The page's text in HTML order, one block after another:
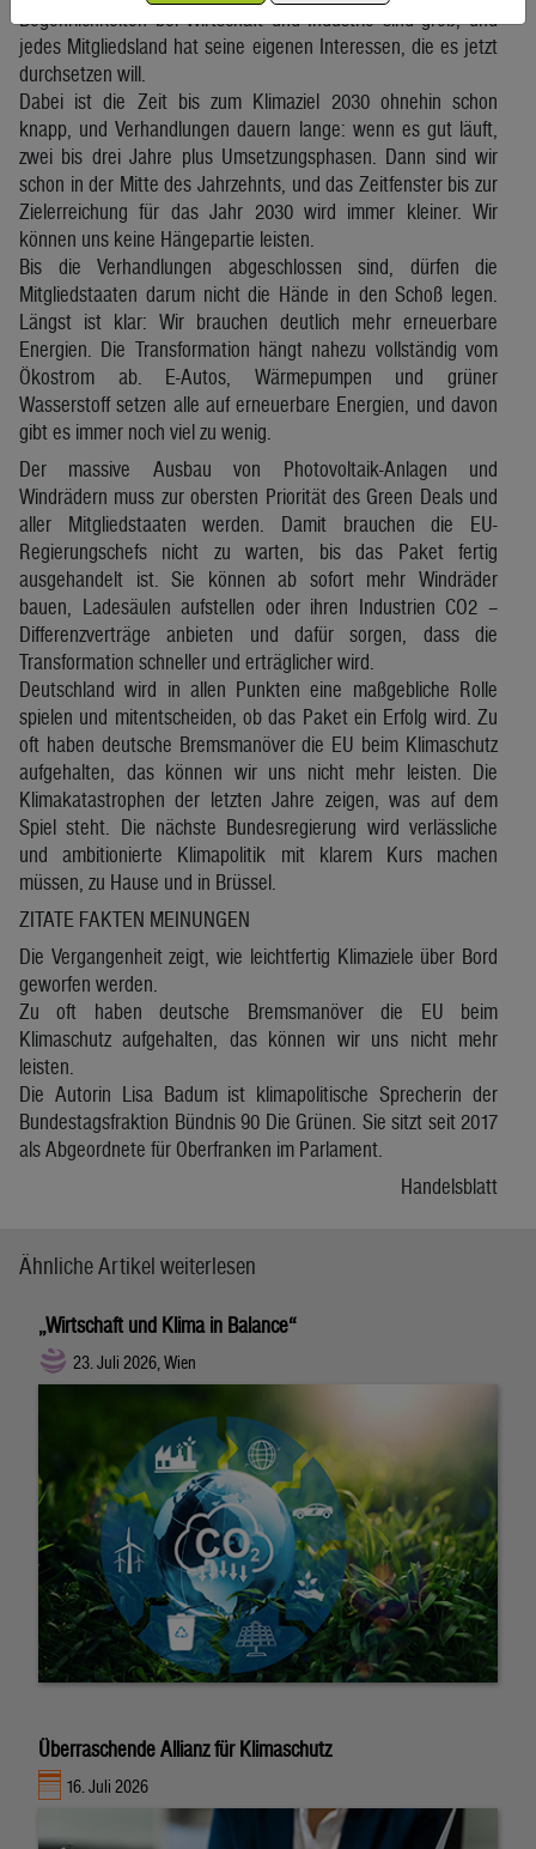
Begehrlichkeiten bei Wirtschaft und Industrie sind groß, und
jedes Mitgliedsland hat seine eigenen Interessen, die es jetzt
durchsetzen will.
Dabei ist die Zeit bis zum Klimaziel 2030 ohnehin schon
knapp, und Verhandlungen dauern lange: wenn es gut läuft,
zwei bis drei Jahre plus Umsetzungsphasen. Dann sind wir
schon in der Mitte des Jahrzehnts, und das Zeitfenster bis zur
Zielerreichung für das Jahr 2030 wird immer kleiner. Wir
können uns keine Hängepartie leisten.
Bis die Verhandlungen abgeschlossen sind, dürfen die
Mitgliedstaaten darum nicht die Hände in den Schoß legen.
Längst ist klar: Wir brauchen deutlich mehr erneuerbare
Energien. Die Transformation hängt nahezu vollständig vom
Ökostrom ab. E-Autos, Wärmepumpen und grüner
Wasserstoff setzen alle auf erneuerbare Energien, und davon
gibt es immer noch viel zu wenig.
Der massive Ausbau von Photovoltaik-Anlagen und
Windrädern muss zur obersten Priorität des Green Deals und
aller Mitgliedstaaten werden. Damit brauchen die EU-
Regierungschefs nicht zu warten, bis das Paket fertig
ausgehandelt ist. Sie können ab sofort mehr Windräder
bauen, Ladesäulen aufstellen oder ihren Industrien CO2 –
Differenzverträge anbieten und dafür sorgen, dass die
Transformation schneller und erträglicher wird.
Deutschland wird in allen Punkten eine maßgebliche Rolle
spielen und mitentscheiden, ob das Paket ein Erfolg wird. Zu
oft haben deutsche Bremsmanöver die EU beim Klimaschutz
aufgehalten, das können wir uns nicht mehr leisten. Die
Klimakatastrophen der letzten Jahre zeigen, was auf dem
Spiel steht. Die nächste Bundesregierung wird verlässliche
und ambitionierte Klimapolitik mit klarem Kurs machen
müssen, zu Hause und in Brüssel.
ZITATE FAKTEN MEINUNGEN
Die Vergangenheit zeigt, wie leichtfertig Klimaziele über Bord
geworfen werden.
Zu oft haben deutsche Bremsmanöver die EU beim
Klimaschutz aufgehalten, das können wir uns nicht mehr
leisten.
Die Autorin Lisa Badum ist klimapolitische Sprecherin der
Bundestagsfraktion Bündnis 90 Die Grünen. Sie sitzt seit 2017
als Abgeordnete für Oberfranken im Parlament.
Handelsblatt
Ähnliche Artikel weiterlesen
„Wirtschaft und Klima in Balance“
23. Juli 2026, Wien
Überraschende Allianz für Klimaschutz
16. Juli 2026